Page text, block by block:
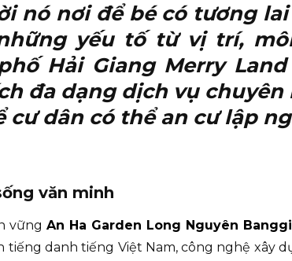
nó nơi để bé có tương
yếu tố từ vị trí,
Hải Giang Merry
đa dạng dịch vụ
dân có thể an cư lập
văn minh
vững An Ha Garden Long Nguyên
tiếng danh tiếng Việt Nam, công nghệ xây